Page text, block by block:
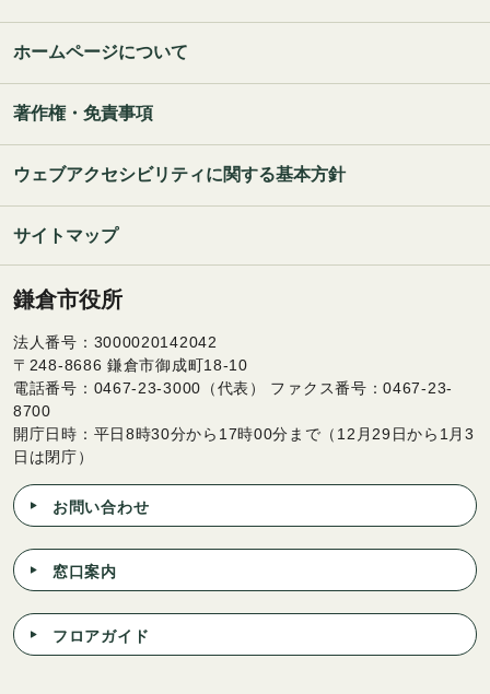
ホームページについて
著作権・免責事項
ウェブアクセシビリティに関する基本方針
サイトマップ
鎌倉市役所
法人番号：3000020142042
〒248-8686 鎌倉市御成町18-10
電話番号：0467-23-3000（代表） ファクス番号：0467-23-
8700
開庁日時：平日8時30分から17時00分まで（12月29日から1月3
日は閉庁）
お問い合わせ
窓口案内
フロアガイド